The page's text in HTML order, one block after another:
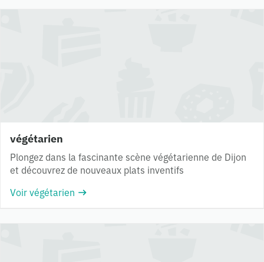
végétarien
Plongez dans la fascinante scène végétarienne de Dijon
et découvrez de nouveaux plats inventifs
Voir végétarien